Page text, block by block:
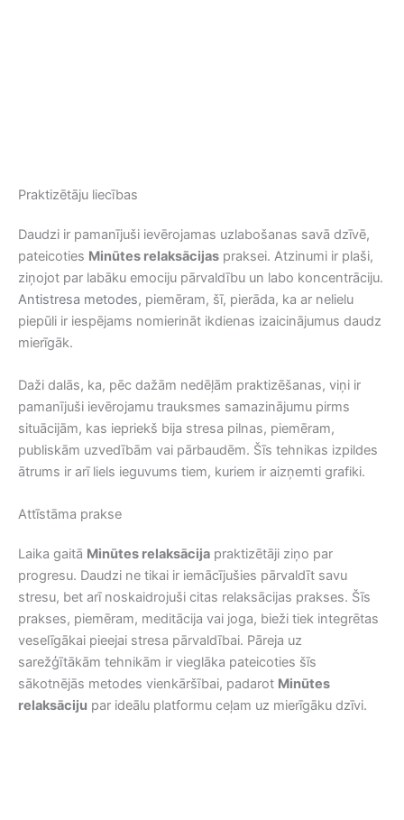
Praktizētāju liecības
Daudzi ir pamanījuši ievērojamas uzlabošanas savā dzīvē,
pateicoties Minūtes relaksācijas praksei. Atzinumi ir plaši,
ziņojot par labāku emociju pārvaldību un labo koncentrāciju.
Antistresa metodes, piemēram, šī, pierāda, ka ar nelielu
piepūli ir iespējams nomierināt ikdienas izaicinājumus daudz
mierīgāk.
Daži dalās, ka, pēc dažām nedēļām praktizēšanas, viņi ir
pamanījuši ievērojamu trauksmes samazinājumu pirms
situācijām, kas iepriekš bija stresa pilnas, piemēram,
publiskām uzvedībām vai pārbaudēm. Šīs tehnikas izpildes
ātrums ir arī liels ieguvums tiem, kuriem ir aizņemti grafiki.
Attīstāma prakse
Laika gaitā Minūtes relaksācija praktizētāji ziņo par
progresu. Daudzi ne tikai ir iemācījušies pārvaldīt savu
stresu, bet arī noskaidrojuši citas relaksācijas prakses. Šīs
prakses, piemēram, meditācija vai joga, bieži tiek integrētas
veselīgākai pieejai stresa pārvaldībai. Pāreja uz
sarežģītākām tehnikām ir vieglāka pateicoties šīs
sākotnējās metodes vienkāršībai, padarot Minūtes
relaksāciju par ideālu platformu ceļam uz mierīgāku dzīvi.